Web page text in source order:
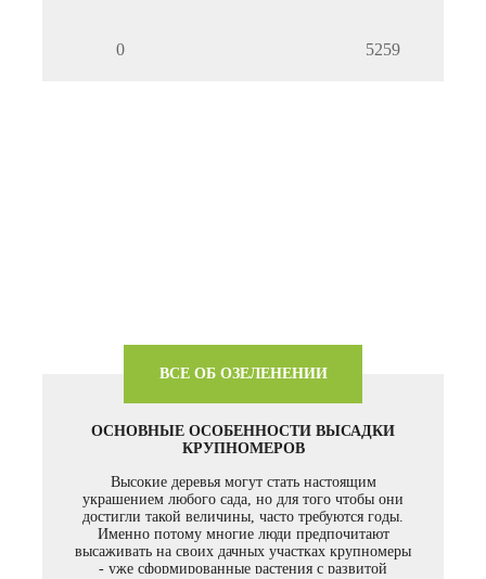
0 5259
ВСЕ ОБ ОЗЕЛЕНЕНИИ
ОСНОВНЫЕ ОСОБЕННОСТИ ВЫСАДКИ
КРУПНОМЕРОВ
Высокие деревья могут стать настоящим
украшением любого сада, но для того чтобы они
достигли такой величины, часто требуются годы.
Именно потому многие люди предпочитают
высаживать на своих дачных участках крупномеры
- уже сформированные растения с развитой